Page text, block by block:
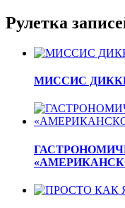
Рулетка
МИССИС